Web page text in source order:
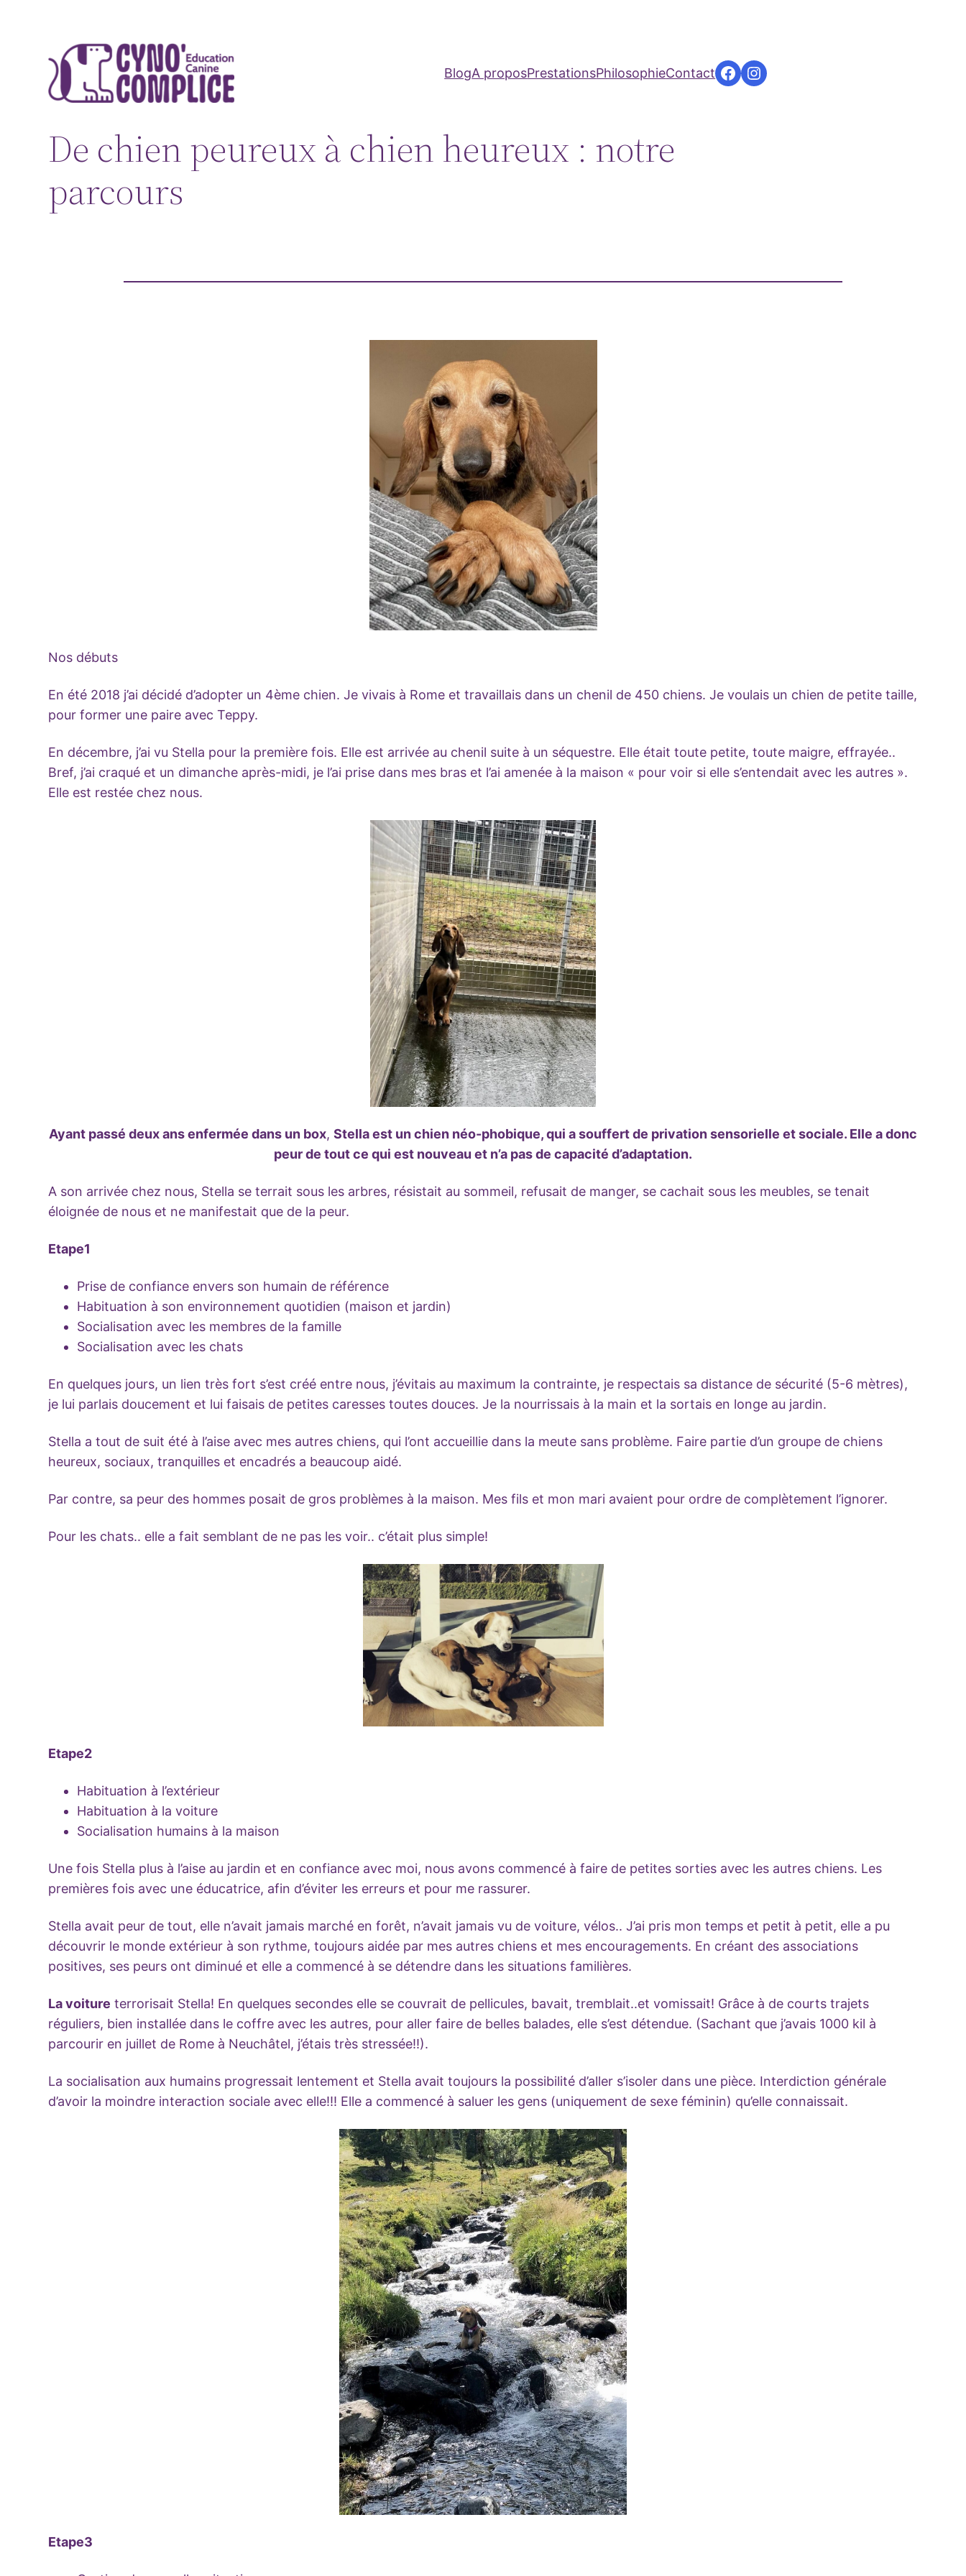
BlogA proposPrestationsPhilosophieContact Facebook
Instagram
De chien peureux à chien heureux : notre
parcours
Nos débuts
En été 2018 j’ai décidé d’adopter un 4ème chien. Je vivais à Rome et travaillais dans un chenil de 450 chiens. Je voulais un chien de petite taille,
pour former une paire avec Teppy.
En décembre, j’ai vu Stella pour la première fois. Elle est arrivée au chenil suite à un séquestre. Elle était toute petite, toute maigre, effrayée..
Bref, j’ai craqué et un dimanche après-midi, je l’ai prise dans mes bras et l’ai amenée à la maison « pour voir si elle s’entendait avec les autres ».
Elle est restée chez nous.
Ayant passé deux ans enfermée dans un box, Stella est un chien néo-phobique, qui a souffert de privation sensorielle et sociale. Elle a donc
peur de tout ce qui est nouveau et n’a pas de capacité d’adaptation.
A son arrivée chez nous, Stella se terrait sous les arbres, résistait au sommeil, refusait de manger, se cachait sous les meubles, se tenait
éloignée de nous et ne manifestait que de la peur.
Etape1
Prise de confiance envers son humain de référence
Habituation à son environnement quotidien (maison et jardin)
Socialisation avec les membres de la famille
Socialisation avec les chats
En quelques jours, un lien très fort s’est créé entre nous, j’évitais au maximum la contrainte, je respectais sa distance de sécurité (5-6 mètres),
je lui parlais doucement et lui faisais de petites caresses toutes douces. Je la nourrissais à la main et la sortais en longe au jardin.
Stella a tout de suit été à l’aise avec mes autres chiens, qui l’ont accueillie dans la meute sans problème. Faire partie d’un groupe de chiens
heureux, sociaux, tranquilles et encadrés a beaucoup aidé.
Par contre, sa peur des hommes posait de gros problèmes à la maison. Mes fils et mon mari avaient pour ordre de complètement l’ignorer.
Pour les chats.. elle a fait semblant de ne pas les voir.. c’était plus simple!
Etape2
Habituation à l’extérieur
Habituation à la voiture
Socialisation humains à la maison
Une fois Stella plus à l’aise au jardin et en confiance avec moi, nous avons commencé à faire de petites sorties avec les autres chiens. Les
premières fois avec une éducatrice, afin d’éviter les erreurs et pour me rassurer.
Stella avait peur de tout, elle n’avait jamais marché en forêt, n’avait jamais vu de voiture, vélos.. J’ai pris mon temps et petit à petit, elle a pu
découvrir le monde extérieur à son rythme, toujours aidée par mes autres chiens et mes encouragements. En créant des associations
positives, ses peurs ont diminué et elle a commencé à se détendre dans les situations familières.
La voiture terrorisait Stella! En quelques secondes elle se couvrait de pellicules, bavait, tremblait..et vomissait! Grâce à de courts trajets
réguliers, bien installée dans le coffre avec les autres, pour aller faire de belles balades, elle s’est détendue. (Sachant que j’avais 1000 kil à
parcourir en juillet de Rome à Neuchâtel, j’étais très stressée!!).
La socialisation aux humains progressait lentement et Stella avait toujours la possibilité d’aller s’isoler dans une pièce. Interdiction générale
d’avoir la moindre interaction sociale avec elle!!! Elle a commencé à saluer les gens (uniquement de sexe féminin) qu’elle connaissait.
Etape3